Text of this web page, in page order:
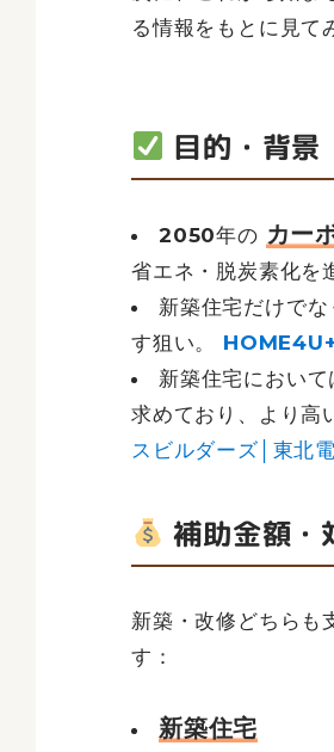
る情報をもとに見て
目的・背景
2050年の カー
省エネ・脱炭素化を
新築住宅だけで
す狙い。
新築住宅におい
求めており、より高
スビルダーズ│東北
補助金額・
新築・改修どちらも
す：
新築住宅